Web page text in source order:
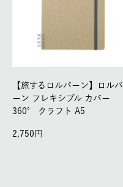
【旅するロルバーン】ロルバ
ーン フレキシブル カバー
360° クラフト A5
2,750